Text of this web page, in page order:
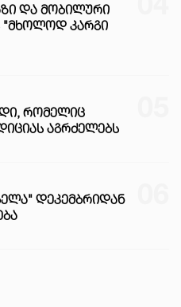
ᲓᲐ ᲛᲝᲑᲘᲚᲣᲠᲘ
"ᲛᲮᲝᲚᲝᲓ ᲙᲐᲠᲒᲘ
ᲠᲝᲛᲔᲚᲘᲪ
ᲐᲒᲠᲫᲔᲚᲔᲑᲡ
ᲓᲔᲙᲔᲛᲑᲠᲘᲓᲐᲜ